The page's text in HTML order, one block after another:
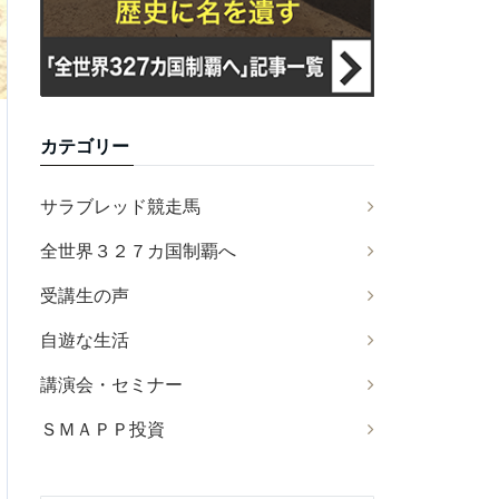
カテゴリー
サラブレッド競走馬
全世界３２７カ国制覇へ
受講生の声
自遊な生活
講演会・セミナー
ＳＭＡＰＰ投資